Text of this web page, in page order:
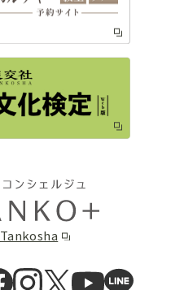
Tankosha